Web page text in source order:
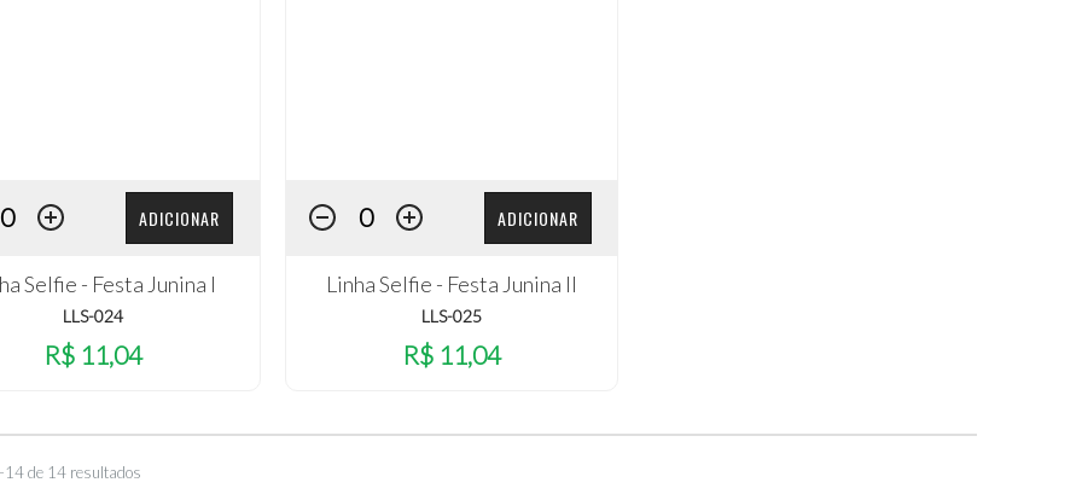
ADICIONAR
Selfie - Festa Junina I
LLS-024
R$ 11,04
ADICIONAR
Linha Selfie - Festa Junina II
LLS-025
R$ 11,04
de 14 resultados